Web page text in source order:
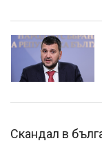
Скандал в